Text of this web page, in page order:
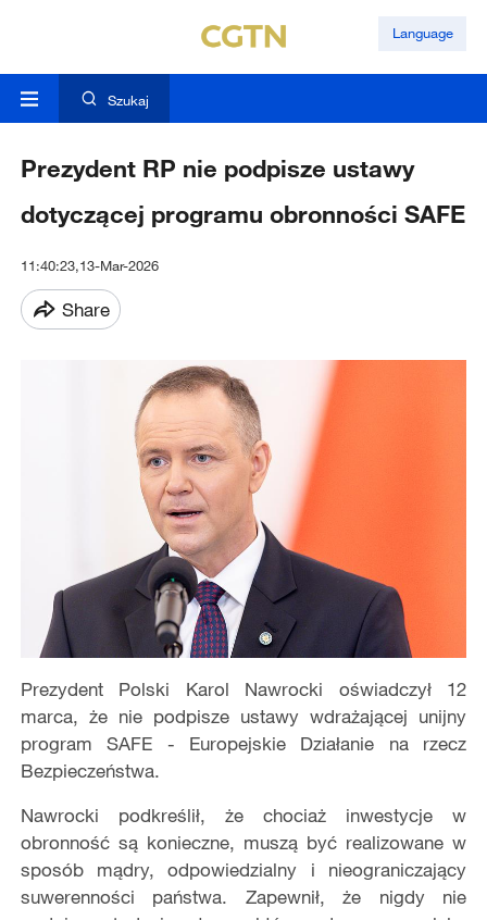
Language
Szukaj
Prezydent RP nie podpisze ustawy
dotyczącej programu obronności SAFE
11:40:23,13-Mar-2026
Share
Prezydent Polski Karol Nawrocki oświadczył 12
marca, że nie podpisze ustawy wdrażającej unijny
program SAFE - Europejskie Działanie na rzecz
Bezpieczeństwa.
Nawrocki podkreślił, że chociaż inwestycje w
obronność są konieczne, muszą być realizowane w
sposób mądry, odpowiedzialny i nieograniczający
suwerenności państwa. Zapewnił, że nigdy nie